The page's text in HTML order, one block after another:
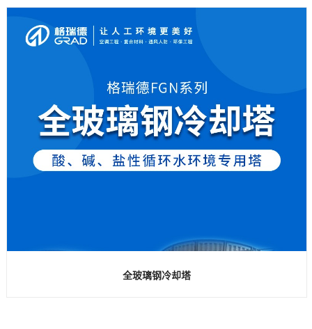
全玻璃钢冷却塔